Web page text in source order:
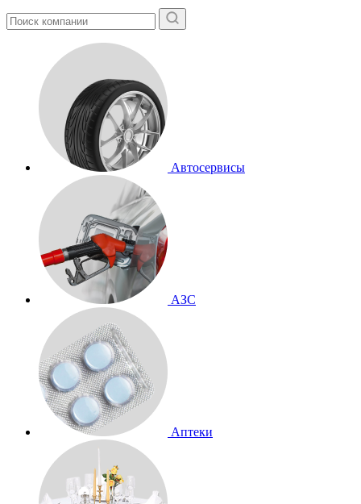
Автосервисы
АЗС
Аптеки